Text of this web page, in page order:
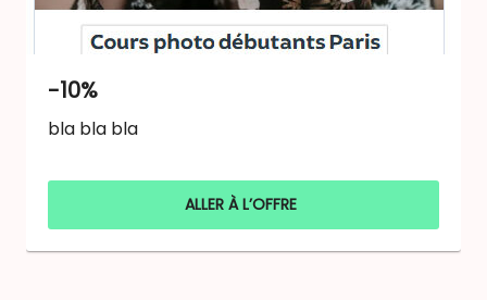
-10%
bla bla bla
ALLER À L’OFFRE